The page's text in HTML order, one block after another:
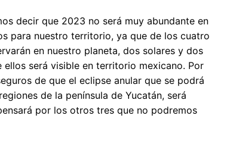
decir que 2023 no será muy abundante en
para nuestro territorio, ya que de los cuatro
en nuestro planeta, dos solares y dos
ellos será visible en territorio mexicano. Por
de que el eclipse anular que se podrá
de la península de Yucatán, será
por los otros tres que no podremos